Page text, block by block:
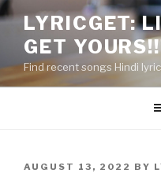
Skip
content
LYRICGET:
GET
Find recent songs Hindi
POSTED
AUGUST 13, 2022 BY